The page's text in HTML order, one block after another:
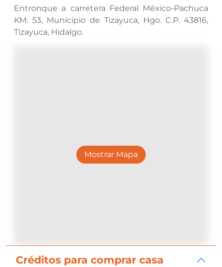
Entronque a carretera Federal México-Pachuca
KM. 53, Municipio de Tizayuca, Hgo. C.P. 43816,
Tizayuca, Hidalgo.
Mostrar Mapa
Créditos para comprar casa